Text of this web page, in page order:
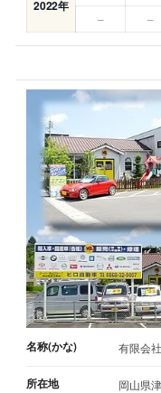
2022年
–
–
名称(かな) 有限会
所在地 岡山県